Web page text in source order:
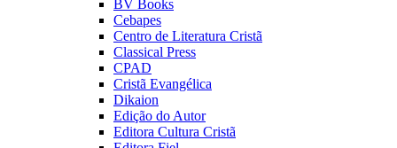
BV Books
Cebapes
Centro de Literatura Cristã
Classical Press
CPAD
Cristã Evangélica
Dikaion
Edição do Autor
Editora Cultura Cristã